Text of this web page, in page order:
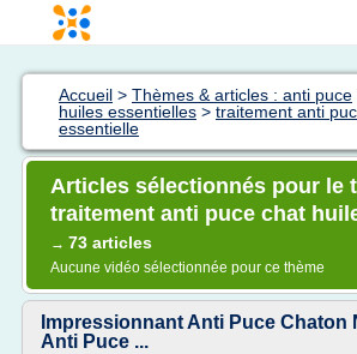
Accueil > Thèmes & articles : anti puce
huiles essentielles > traitement anti
essentielle
Articles sélectionnés pour le
traitement anti puce chat
→ 73 articles
Aucune vidéo sélectionnée pour ce thème
Impressionnant Anti Puce Chaton
Anti Puce ...